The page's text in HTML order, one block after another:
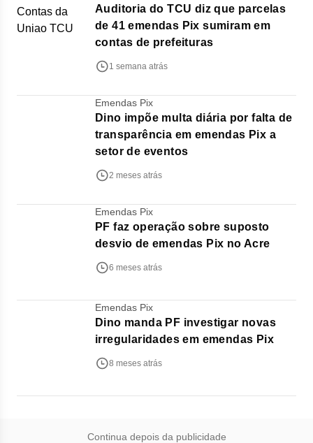
Auditoria do TCU diz que parcelas
de 41 emendas Pix sumiram em
contas de prefeituras
1 semana atrás
Emendas Pix
Dino impõe multa diária por falta de
transparência em emendas Pix a
setor de eventos
2 meses atrás
Emendas Pix
PF faz operação sobre suposto
desvio de emendas Pix no Acre
6 meses atrás
Emendas Pix
Dino manda PF investigar novas
irregularidades em emendas Pix
8 meses atrás
Continua depois da publicidade